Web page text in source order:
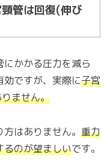
管は回復(伸び
にかかる圧力を減ら
効ですが、実際に子宮
ません。
はありません。 重力
るのが望ましいです。